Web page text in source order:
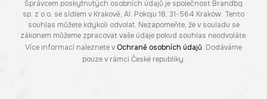
Správcem poskytnutých osobních údajů je společnost Brandbq
sp. z o.o. se sídlem v Krakově, Al. Pokoju 18, 31-564 Kraków. Tento
souhlas můžete kdykoli odvolat. Nezapomeňte, že v souladu se
zákonem můžeme zpracovat vaše údaje pokud souhlas neodvoláte.
Více informací naleznete v Ochraně osobních údajů. Dodáváme
pouze v rámci České republiky.